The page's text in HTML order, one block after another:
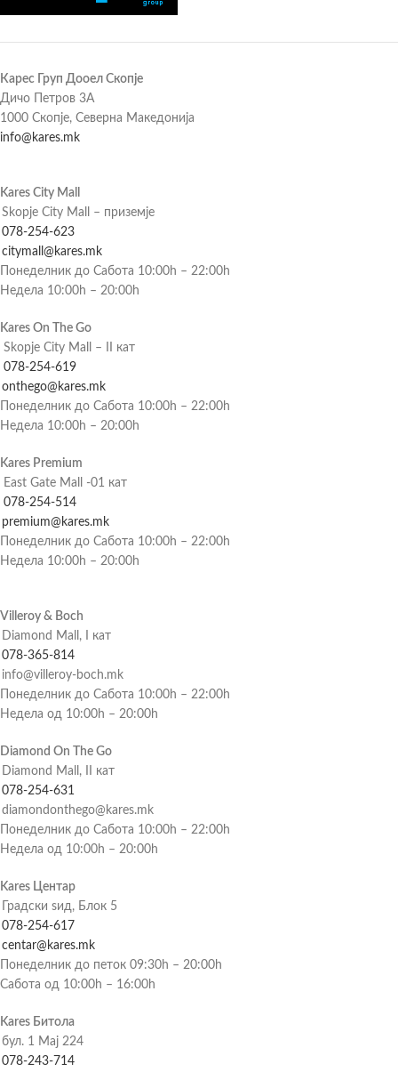
Карес Груп Дооел Скопје
Дичо Петров 3А
1000 Скопје, Северна Македонија
info@kares.mk
Kares City Mall
Skopje City Mall – приземје
078-254-623
citymall@kares.mk
Понеделник до Сабота 10:00h – 22:00h
Недела 10:00h – 20:00h
Kares On The Go
Skopje City Mall – II кат
078-254-619
onthego@kares.mk
Понеделник до Сабота 10:00h – 22:00h
Недела 10:00h – 20:00h
Kares Premium
East Gate Mall -01 кат
078-254-514
premium@kares.mk
Понеделник до Сабота 10:00h – 22:00h
Недела 10:00h – 20:00h
Villeroy & Boch
Diamond Mall, I кат
078-365-814
info@villeroy-boch.mk
Понеделник до Сабота 10:00h – 22:00h
Недела од 10:00h – 20:00h
Diamond On The Go
Diamond Mall, II кат
078-254-631
diamondonthego@kares.mk
Понеделник до Сабота 10:00h – 22:00h
Недела од 10:00h – 20:00h
Kares Центар
Градски ѕид, Блок 5
078-254-617
centar@kares.mk
Понеделник до петок 09:30h – 20:00h
Сабота од 10:00h – 16:00h
Kares Битола
бул. 1 Мај 224
078-243-714